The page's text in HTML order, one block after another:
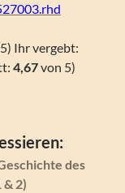
Ihr vergebt:
4,67von 5)
des
2)